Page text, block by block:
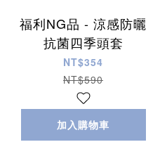
福利NG品 - 涼感防曬
抗菌四季頭套
NT$354
NT$590
加入購物車